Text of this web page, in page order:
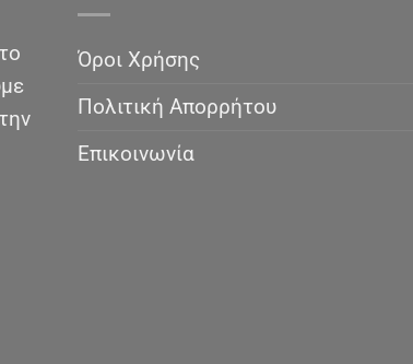
Όροι Χρήσης
Πολιτική Απορρήτου
Επικοινωνία